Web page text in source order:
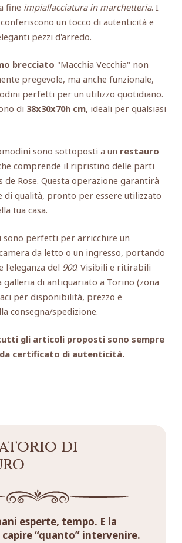
fine impiallacciatura in marchetteria. I
un tocco di autenticità e
pezzi d'arredo.
brecciato "Macchia Vecchia" non
pregevole, ma anche funzionale,
perfetti per un utilizzo quotidiano.
di 38x30x70h cm, ideali per qualsiasi
sono sottoposti a un restauro
comprende il ripristino delle parti
de Rose. Questa operazione garantirà
di qualità, pronto per essere utilizzato
tua casa.
sono perfetti per arricchire un
da letto o un ingresso, portando
l'eleganza del 900. Visibili e ritirabili
galleria di antiquariato a Torino (zona
per disponibilità, prezzo e
consegna/spedizione.
gli articoli proposti sono sempre
certificato di autenticità.
di
esperte, tempo. E la
“quanto” intervenire.